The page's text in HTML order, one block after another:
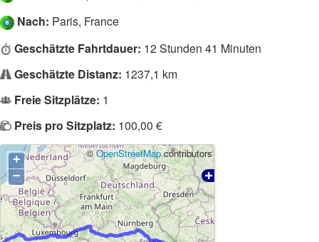
Deutsch
Nach: Paris, France
Geschätzte Fahrtdauer: 12 Stunden 41 Minuten
Geschätzte Distanz: 1237,1 km
Freie Sitzplätze: 1
Preis pro Sitzplatz: 100,00 €
+
−
©OpenStreetMapcontributors